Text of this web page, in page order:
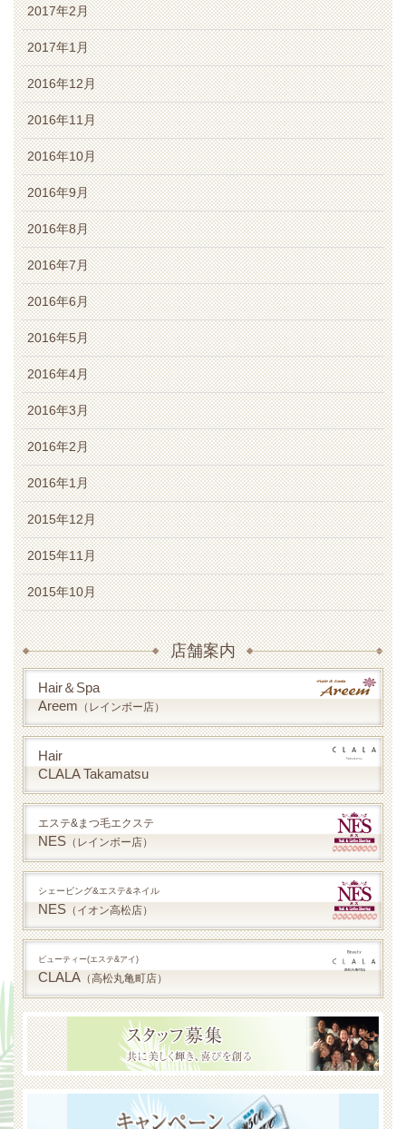
2017年2月
2017年1月
2016年12月
2016年11月
2016年10月
2016年9月
2016年8月
2016年7月
2016年6月
2016年5月
2016年4月
2016年3月
2016年2月
2016年1月
2015年12月
2015年11月
2015年10月
店舗案内
Hair＆Spa
Areem （レインボー店）
Hair
CLALA Takamatsu
エステ&まつ毛エクステ
NES （レインボー店）
シェービング&エステ&ネイル
NES （イオン高松店）
ビューティー(エステ&アイ)
CLALA （高松丸亀町店）